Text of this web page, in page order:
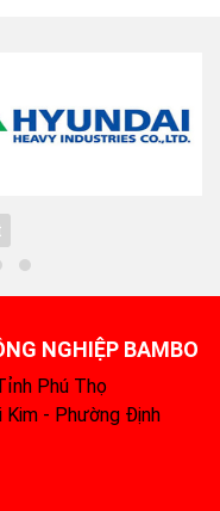
NGHIỆP BAMBO
Phú Thọ
Kim - Phường Định